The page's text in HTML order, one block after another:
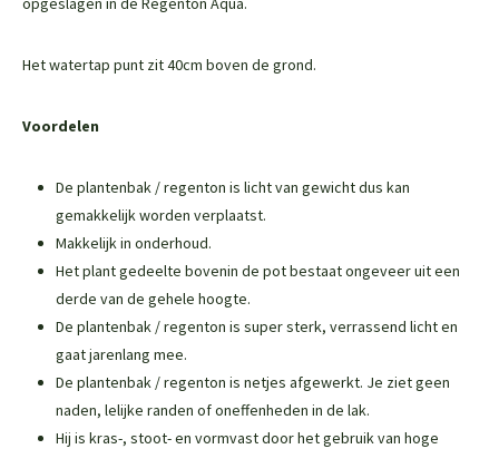
Het watertap punt zit 40cm boven de grond.
Voordelen
De plantenbak / regenton is licht van gewicht dus kan
gemakkelijk worden verplaatst.
Makkelijk in onderhoud.
Het plant gedeelte bovenin de pot bestaat ongeveer uit een
derde van de gehele hoogte.
De plantenbak / regenton is super sterk, verrassend licht en
gaat jarenlang mee.
De plantenbak / regenton is netjes afgewerkt. Je ziet geen
naden, lelijke randen of oneffenheden in de lak.
Hij is kras-, stoot- en vormvast door het gebruik van hoge